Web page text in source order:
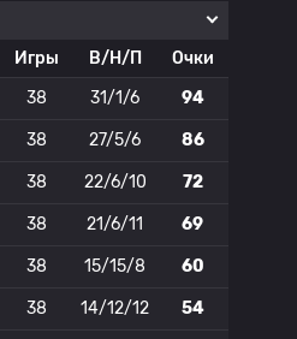
Игры В/Н/П
Очки
38 31/1/6 94
38 27/5/6 86
38 22/6/10 72
38 21/6/11 69
38 15/15/8 60
38 14/12/12 54